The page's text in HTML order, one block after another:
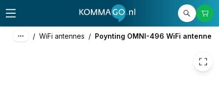
/ WiFi antennes / Poynting OMNI-496 WiFi antenne
excl. btw